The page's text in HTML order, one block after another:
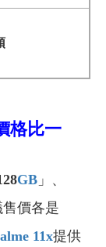
格比一
GB 」、
售價各是
11x提供